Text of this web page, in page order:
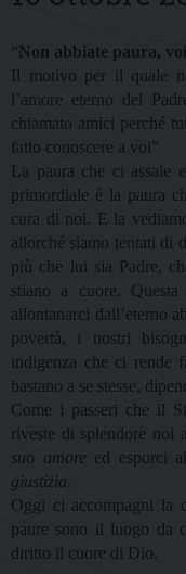
“Non abbiate paura,
Il motivo per il quale
l’amore eterno del
chiamato amici perché
fatto conoscere a voi”
La paura che ci assale
primordiale è la paura
cura di noi. E la
allorché siamo tentati di
più che lui sia Padre,
stiano a cuore.
allontanarci dall’eterno
povertà, i nostri
indigenza che ci rende
bastano a se stesse,
Come i passeri che il
riveste di splendore noi
suo amore ed esporci
giustizia
Oggi ci accompagni la
paure sono il luogo da
diritto il cuore di Dio.